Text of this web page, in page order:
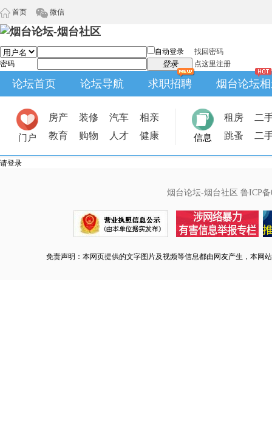
首页 微信
自动登录
找回密码
密码
登录 点这里注册
论坛首页 论坛导航 求职招聘 烟台论坛
门户
房产 装修 汽车
相亲
教育
购物 人才 健康 信息
租房
二
跳蚤
二
请登录
烟台论坛-烟台社区 鲁ICP备
免责声明：本网页提供的文字图片及视频等信息都由网友产生，本网